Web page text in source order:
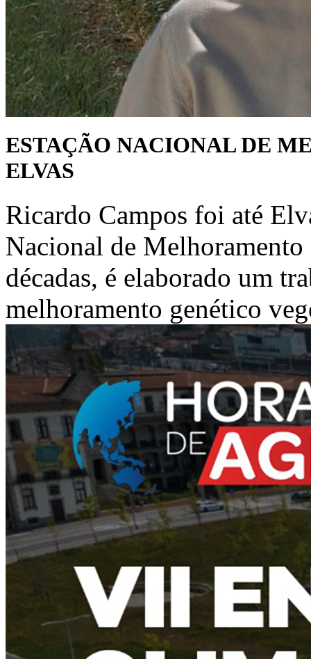
ESTAÇÃO NACIONAL DE
ELVAS
Ricardo Campos foi até
Nacional de Melhoramento
décadas, é elaborado um
melhoramento genético